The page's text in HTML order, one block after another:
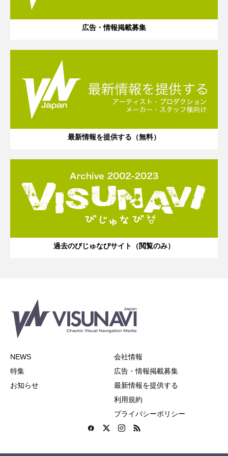
広告・情報掲載募集
最新情報を提供する（無料）
過去のびじゅなびサイト（閲覧のみ）
NEWS
特集
お知らせ
会社情報
広告・情報掲載募集
最新情報を提供する
利用規約
プライバシーポリシー